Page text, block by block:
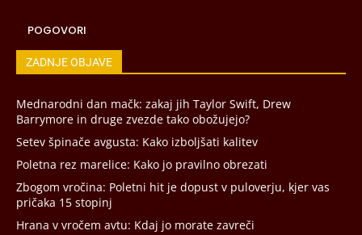
POGOVORI
ZADNJE OBJAVE
Mednarodni dan mačk: zakaj jih Taylor Swift, Drew
Barrymore in druge zvezde tako obožujejo?
Setev špinače avgusta: Kako izboljšati kalitev
Poletna rez marelice: Kako jo pravilno obrezati
Zbogom vročina: Poletni hit je dopust v puloverju, kjer vas
pričaka 15 stopinj
Hrana v vročem avtu: Kdaj jo morate zavreči